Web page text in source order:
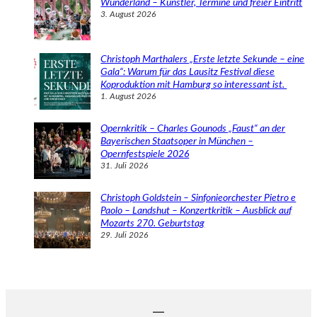
Wunderland – Künstler, Termine und freier Eintritt
3. August 2026
Christoph Marthalers „Erste letzte Sekunde – eine
Gala“: Warum für das Lausitz Festival diese
Koproduktion mit Hamburg so interessant ist.
1. August 2026
Opernkritik – Charles Gounods „Faust“ an der
Bayerischen Staatsoper in München –
Opernfestspiele 2026
31. Juli 2026
Christoph Goldstein – Sinfonieorchester Pietro e
Paolo – Landshut – Konzertkritik – Ausblick auf
Mozarts 270. Geburtstag
29. Juli 2026